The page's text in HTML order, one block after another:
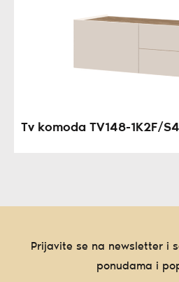
Tv komoda TV148-1K2F/
Prijavite se na newsletter i
ponudama i